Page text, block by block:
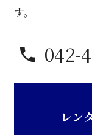
す。
042-
レン